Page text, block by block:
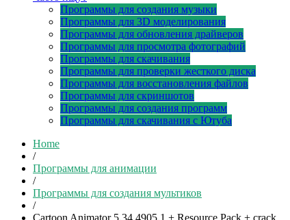
Программы для создания музыки
Программы для 3D моделирования
Программы для обновления драйверов
Программы для просмотра фотографий
Программы для скачивания
Программы для проверки жесткого диска
Программы для восстановления файлов
Программы для скриншотов
Программы для создания программ
Программы для скачивания с Ютуба
Home
/
Программы для анимации
/
Программы для создания мультиков
/
Cartoon Animator 5.34.4905.1 + Resource Pack + crack